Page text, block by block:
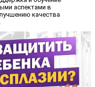
аспектами в
качества